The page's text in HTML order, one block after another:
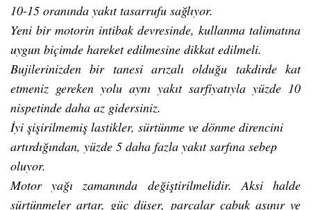
10-15 oranında yakıt tasarrufu sağlıyor.
Yeni bir motorin intibak devresinde, kullanma talimatına
uygun biçimde hareket edilmesine dikkat edilmeli.
Bujilerinizden bir tanesi arızalı olduğu takdirde kat
etmeniz gereken yolu aynı yakıt sarfiyatıyla yüzde 10
nispetinde daha az gidersiniz.
İyi şişirilmemiş lastikler, sürtünme ve dönme direncini
artırdığından, yüzde 5 daha fazla yakıt sarfına sebep
oluyor.
Motor yağı zamanında değiştirilmelidir. Aksi halde
sürtünmeler artar, güç düşer, parçalar çabuk aşınır ve